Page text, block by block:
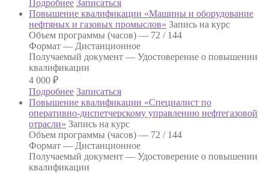
Подробнее Записаться
Повышение квалификации «Машины и оборудование
нефтяных и газовых промыслов» Запись на курс
Объем программы (часов) — 72 / 144
Формат — Дистанционное
Получаемый документ — Удостоверение о повышении
квалификации
4 000 ₽
Подробнее Записаться
Повышение квалификации «Специалист по
оперативно-диспетчерскому управлению нефтегазовой
отрасли» Запись на курс
Объем программы (часов) — 72 / 144
Формат — Дистанционное
Получаемый документ — Удостоверение о повышении
квалификации